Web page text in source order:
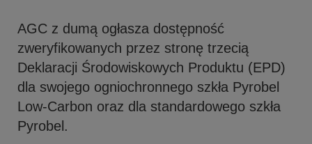
AGC z dumą ogłasza dostępność
zweryfikowanych przez stronę trzecią
Deklaracji Środowiskowych Produktu (EPD)
dla swojego ogniochronnego szkła Pyrobel
Low-Carbon oraz dla standardowego szkła
Pyrobel.